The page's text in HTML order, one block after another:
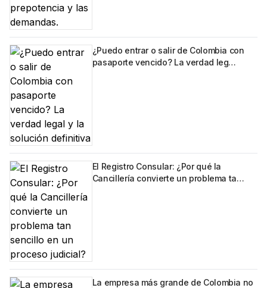
¿Puedo entrar o salir de Colombia con
pasaporte vencido? La verdad leg…
El Registro Consular: ¿Por qué la
Cancillería convierte un problema ta…
La empresa más grande de Colombia no